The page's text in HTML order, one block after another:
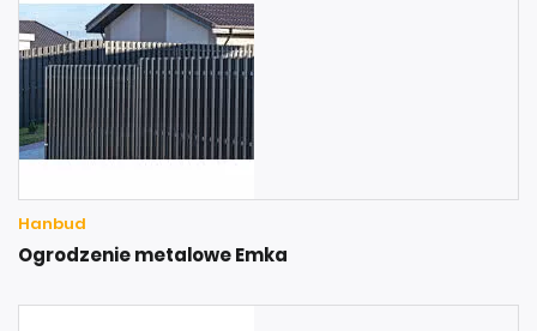
Hanbud
Ogrodzenie metalowe Emka